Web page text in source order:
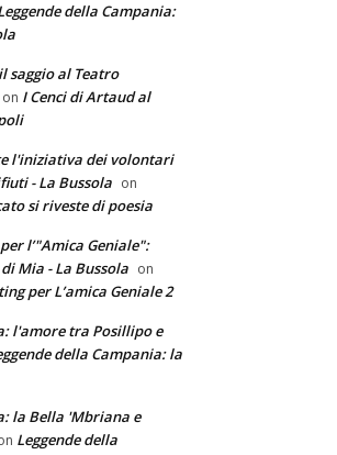
della Campania:
saggio al Teatro
on I Cenci di Artaud al
l'iniziativa dei volontari
- La Bussola on
si riveste di poesia
l’"Amica Geniale":
Mia - La Bussola on
per L’amica Geniale 2
l'amore tra Posillipo e
della Campania: la
la Bella 'Mbriana e
Leggende della